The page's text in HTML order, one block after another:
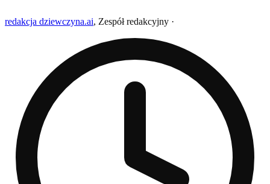
redakcja dziewczyna.ai, Zespół redakcyjny ·